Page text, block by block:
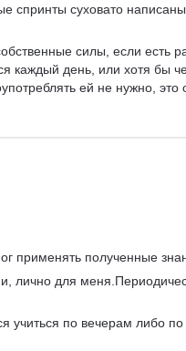
спринты суховато
силы, если есть
каждый день, или хотя бы
ей не нужно, это
применять полученные
лично для
учиться по вечерам либо